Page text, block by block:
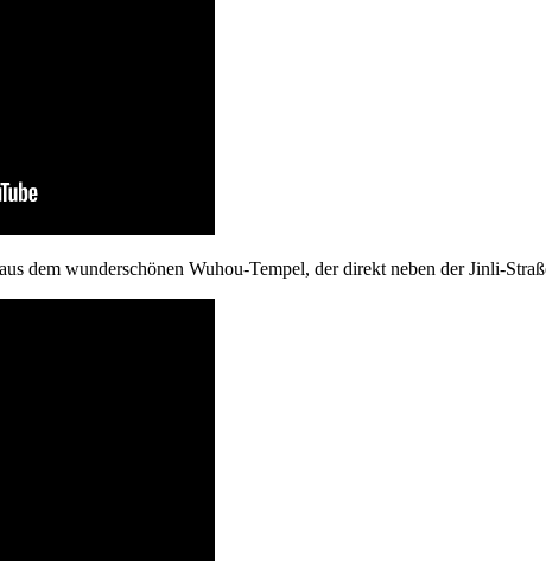
dem wunderschönen Wuhou-Tempel, der direkt neben der Jinli-